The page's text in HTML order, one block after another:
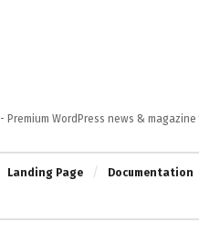
- Premium WordPress news &
Landing Page Documentation